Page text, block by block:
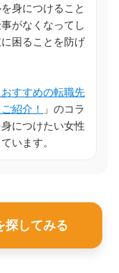
身につけること
がなくなってし
困ることを防げ
すすめの転職先
紹介！
」のコラ
につけたい女性
います。
探してみる